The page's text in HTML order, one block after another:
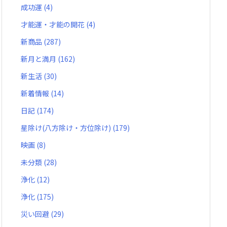
成功運 (4)
才能運・才能の開花 (4)
新商品 (287)
新月と満月 (162)
新生活 (30)
新着情報 (14)
日記 (174)
星除け(八方除け・方位除け) (179)
映画 (8)
未分類 (28)
浄化 (12)
浄化 (175)
災い回避 (29)